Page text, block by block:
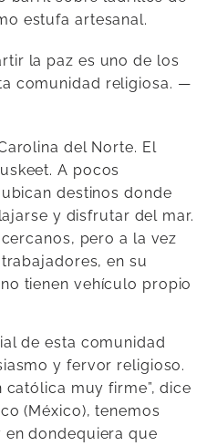
estufa artesanal.
la paz es uno de los
comunidad religiosa. —
del Norte. El
A pocos
destinos donde
y disfrutar del mar.
pero a la vez
en su
tienen vehículo propio
de esta comunidad
y fervor religioso.
católica muy firme”, dice
(México), tenemos
dondequiera que